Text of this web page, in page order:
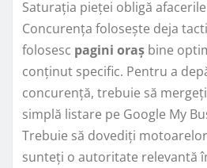
Saturația pieței obligă
Concurența folosește deja
folosesc pagini oraș bine
conținut specific. Pentru a
concurență, trebuie să
simplă listare pe Google My
Trebuie să dovediți
sunteți o autoritate relevantă